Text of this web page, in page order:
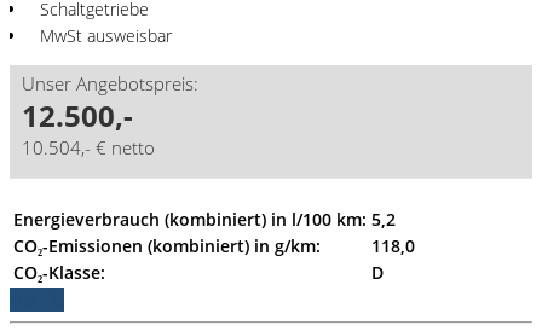
Schaltgetriebe
MwSt ausweisbar
Unser Angebotspreis:
12.500,-
10.504,- € netto
Energieverbrauch (kombiniert) in l/100 km: 5,2
CO₂-Emissionen (kombiniert) in g/km:
118,0
CO₂-Klasse:
D